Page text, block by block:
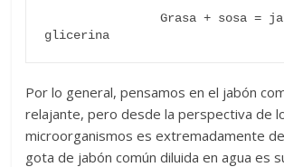
                Grasa + sosa = jabón +
Por lo general, pensamos en el jabón
relajante, pero desde la perspectiva de
microorganismos es extremadamente
gota de jabón común diluida en agua es